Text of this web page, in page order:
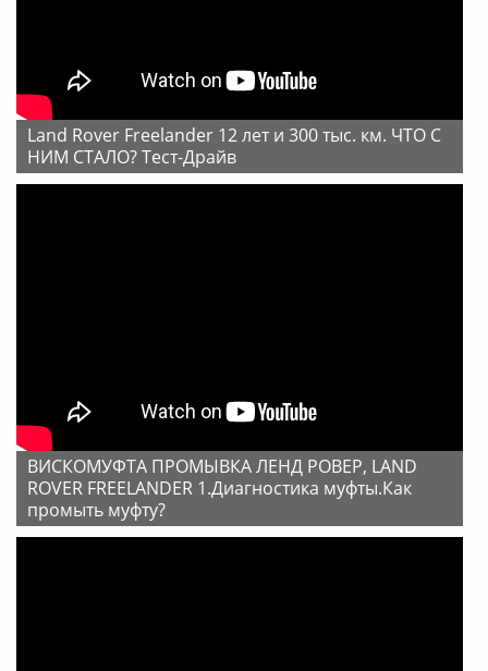
Land Rover Freelander 12 лет и 300 тыс. км. ЧТО С
НИМ СТАЛО? Тест-Драйв
ВИСКОМУФТА ПРОМЫВКА ЛЕНД РОВЕР, LAND
ROVER FREELANDER 1.Диагностика муфты.Как
промыть муфту?